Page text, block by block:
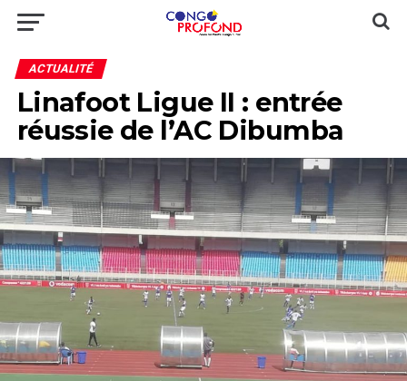
ACTUALITÉ
Linafoot Ligue II : entrée
réussie de l’AC Dibumba